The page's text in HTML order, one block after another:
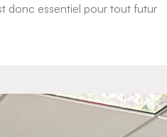
donc essentiel pour tout futur